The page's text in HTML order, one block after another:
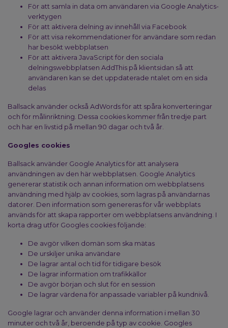
För att samla in data om användaren via Google Analytics-
verktygen
För att aktivera delning av innehåll via Facebook
För att visa rekommendationer för användare som redan
har besökt webbplatsen
För att aktivera JavaScript för den sociala
delningswebbplatsen AddThis på klientsidan så att
användaren kan se det uppdaterade ntalet om en sida
delas
Ballsack använder också AdWords för att spåra konverteringar
och för målinriktning. Dessa cookies kommer från tredje part
och har en livstid på mellan 90 dagar och två år.
Googles cookies
Ballsack använder Google Analytics för att analysera
användningen av den här webbplatsen. Google Analytics
genererar statistik och annan information om webbplatsens
användning med hjälp av cookies, som lagras på användarnas
datorer. Den information som genereras för vår webbplats
används för att skapa rapporter om webbplatsens användning. I
korta drag utför Googles cookies följande:
De avgör vilken domän som ska mätas
De urskiljer unika användare
De lagrar antal och tid för tidigare besök
De lagrar information om trafikkällor
De avgör början och slut för en session
De lagrar värdena för anpassade variabler på kundnivå.
Google lagrar och använder denna information i mellan 30
minuter och två år, beroende på typ av cookie. Googles